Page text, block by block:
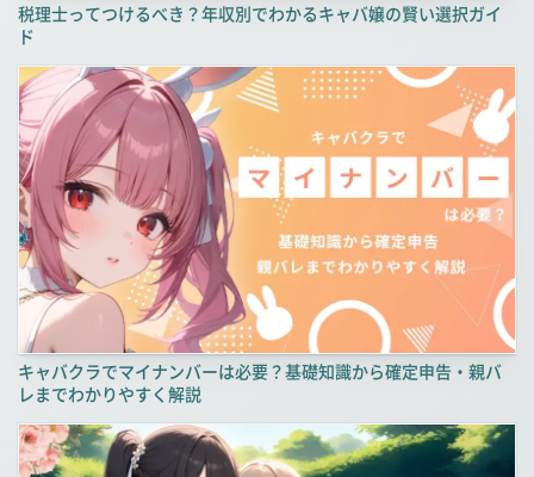
税理士ってつけるべき？年収別でわかるキャバ嬢の賢い選択ガイ
ド
キャバクラでマイナンバーは必要？基礎知識から確定申告・親バ
レまでわかりやすく解説